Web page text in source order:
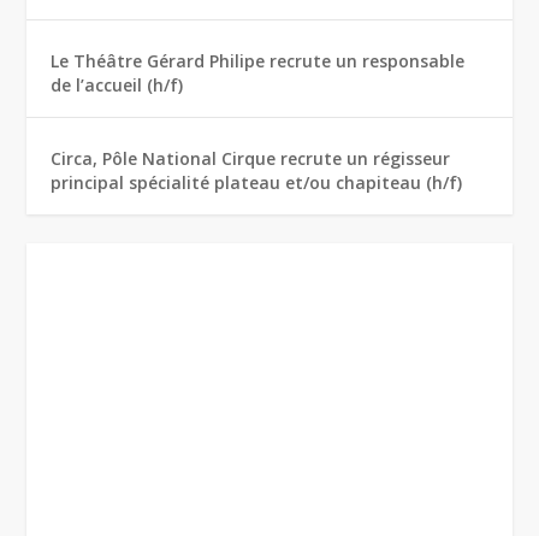
Le Théâtre Gérard Philipe recrute un responsable
de l’accueil (h/f)
Circa, Pôle National Cirque recrute un régisseur
principal spécialité plateau et/ou chapiteau (h/f)